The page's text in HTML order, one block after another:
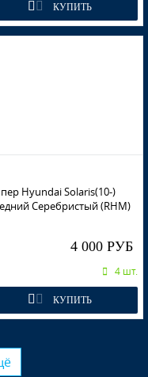
КУПИТЬ
Hyundai Solaris(10-)
Серебристый (RHM)
4 000 РУБ
4 шт.
КУПИТЬ